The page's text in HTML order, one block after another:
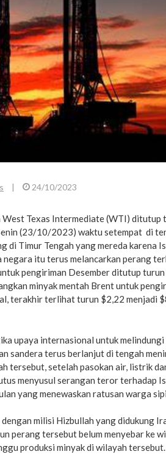
| 24/10/2023
West Texas Intermediate (WTI) ditutup
(23/10/2023) waktu setempat di
di Timur Tengah yang mereda karena
negara itu terus melancarkan perang
pengiriman Desember ditutup
minyak mentah Brent untuk
terakhir terlihat turun $2,22 menjadi
upaya internasional untuk melindungi
sandera terus berlanjut di tengah
tersebut, setelah pasokan air, listrik
menyusul serangan teror terhadap
yang menewaskan ratusan warga
milisi Hizbullah yang didukung
perang tersebut belum menyebar ke
produksi minyak di wilayah tersebut.